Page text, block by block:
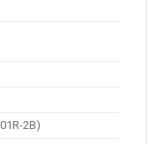
2B)